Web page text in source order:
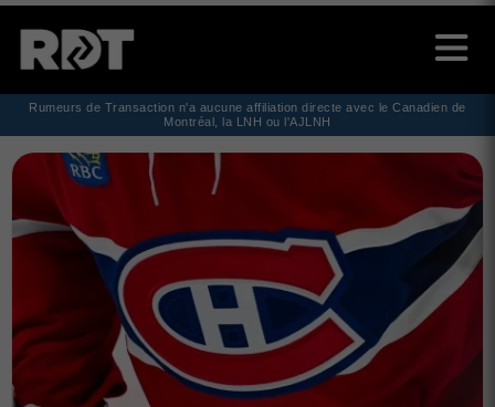
Rumeurs de Transaction n'a aucune affiliation directe avec le Canadien de
Montréal, la LNH ou l'AJLNH